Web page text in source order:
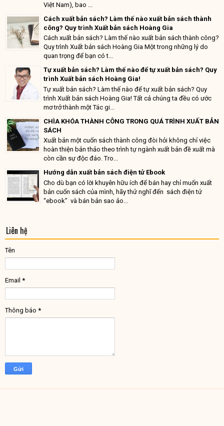
Việt Nam), bao ...
Cách xuất bản sách? Làm thế nào xuất bản sách thành
công? Quy trình Xuất bản sách Hoàng Gia
Cách xuất bản sách? Làm thế nào xuất bản sách thành công?
Quy trình Xuất bản sách Hoàng Gia Một trong những lý do
quan trọng để bạn có t...
Tự xuất bản sách? Làm thế nào để tự xuất bản sách? Quy
trình Xuất bản sách Hoàng Gia!
Tự xuất bản sách? Làm thế nào để tự xuất bản sách? Quy
trình Xuất bản sách Hoàng Gia! Tất cả chúng ta đều có ước
mơ trở thành một Tác gi...
CHÌA KHÓA THÀNH CÔNG TRONG QUÁ TRÌNH XUẤT BẢN
SÁCH
Xuất bản một cuốn sách thành công đòi hỏi không chỉ việc
hoàn thiện bản thảo theo trình tự ngành xuất bản đề xuất mà
còn cần sự độc đáo. Tro...
Hướng dẫn xuất bản sách điện tử Ebook
Cho dù bạn có lời khuyên hữu ích để bán hay chỉ muốn xuất
bản cuốn sách của mình, hãy thử nghĩ đến sách điện tử
“ebook” và bán bản sao ảo...
Liên hệ
Tên
Email *
Thông báo *